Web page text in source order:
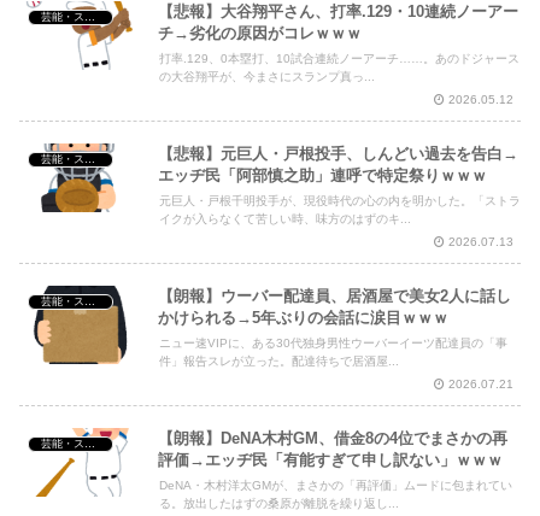
芸能・スポーツ・Youtuber
【悲報】大谷翔平さん、打率.129・10連続ノーアー
チ→劣化の原因がコレｗｗｗ
打率.129、0本塁打、10試合連続ノーアーチ……。あのドジャース
の大谷翔平が、今まさにスランプ真っ...
2026.05.12
芸能・スポーツ・Youtuber
【悲報】元巨人・戸根投手、しんどい過去を告白→
エッヂ民「阿部慎之助」連呼で特定祭りｗｗｗ
元巨人・戸根千明投手が、現役時代の心の内を明かした。「ストラ
イクが入らなくて苦しい時、味方のはずのキ...
2026.07.13
【朗報】ウーバー配達員、居酒屋で美女2人に話し
かけられる→5年ぶりの会話に涙目ｗｗｗ
ニュー速VIPに、ある30代独身男性ウーバーイーツ配達員の「事
件」報告スレが立った。配達待ちで居酒屋...
2026.07.21
【朗報】DeNA木村GM、借金8の4位でまさかの再
評価→エッヂ民「有能すぎて申し訳ない」ｗｗｗ
DeNA・木村洋太GMが、まさかの「再評価」ムードに包まれてい
る。放出したはずの桑原が離脱を繰り返し...